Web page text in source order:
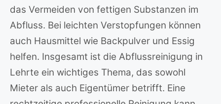
das Vermeiden von fettigen Substanzen im
Abfluss. Bei leichten Verstopfungen können
auch Hausmittel wie Backpulver und Essig
helfen. Insgesamt ist die Abflussreinigung in
Lehrte ein wichtiges Thema, das sowohl
Mieter als auch Eigentümer betrifft. Eine